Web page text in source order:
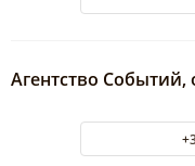
Агентство Событий,